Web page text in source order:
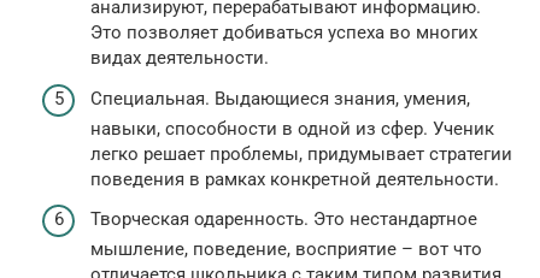
анализируют, перерабатывают информацию.
Это позволяет добиваться успеха во многих
видах деятельности.
Специальная. Выдающиеся знания, умения,
навыки, способности в одной из сфер. Ученик
легко решает проблемы, придумывает стратегии
поведения в рамках конкретной деятельности.
Творческая одаренность. Это нестандартное
мышление, поведение, восприятие – вот что